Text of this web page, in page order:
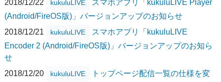
2018/12/22
kukuluLIVE
スマホアプリ「kukuluLIVE Player
(Android/FireOS版)」バージョンアップのお知らせ
2018/12/21
kukuluLIVE
スマホアプリ「kukuluLIVE
Encoder 2 (Android/FireOS版)」バージョンアップのお知ら
せ
2018/12/20
kukuluLIVE
トップページ配信一覧の仕様を変